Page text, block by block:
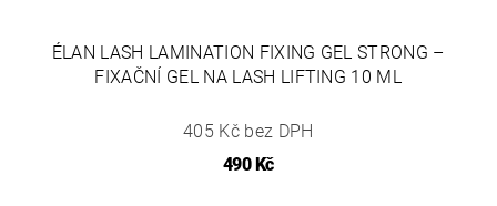
ÉLAN LASH LAMINATION FIXING GEL STRONG –
FIXAČNÍ GEL NA LASH LIFTING 10 ML
405 Kč bez DPH
490 Kč